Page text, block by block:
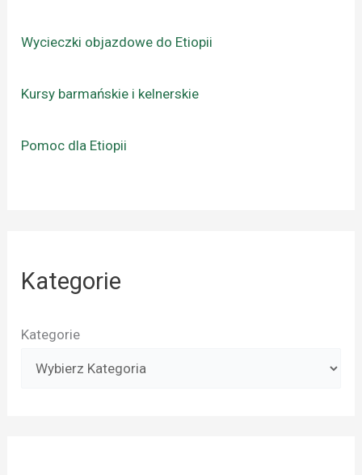
Wycieczki objazdowe do Etiopii
Kursy barmańskie i kelnerskie
Pomoc dla Etiopii
Kategorie
Kategorie